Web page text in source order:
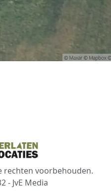
rechten voorbehouden.
- JvE Media